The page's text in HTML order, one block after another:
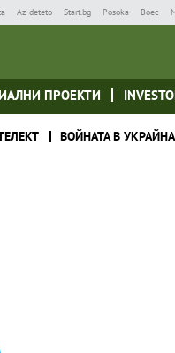
Az-deteto Start.bg Posoka Boec
ПРОЕКТИ
ВОЙНАТА В УКРАЙНА